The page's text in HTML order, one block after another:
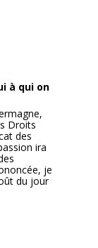
à qui on
Droits
des
ira
je
du jour